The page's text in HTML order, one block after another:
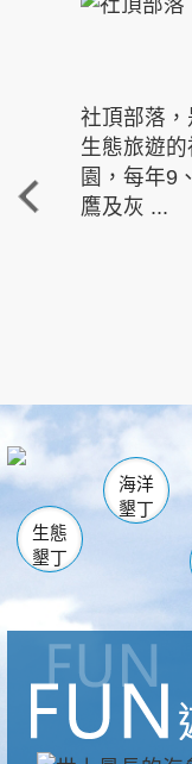
社頂部落
生態旅遊
園，每年9
鷹及灰 ...
海生館
恆春
龍鑾潭
瓊
關山
白砂
生態
墾丁
海洋
墾丁